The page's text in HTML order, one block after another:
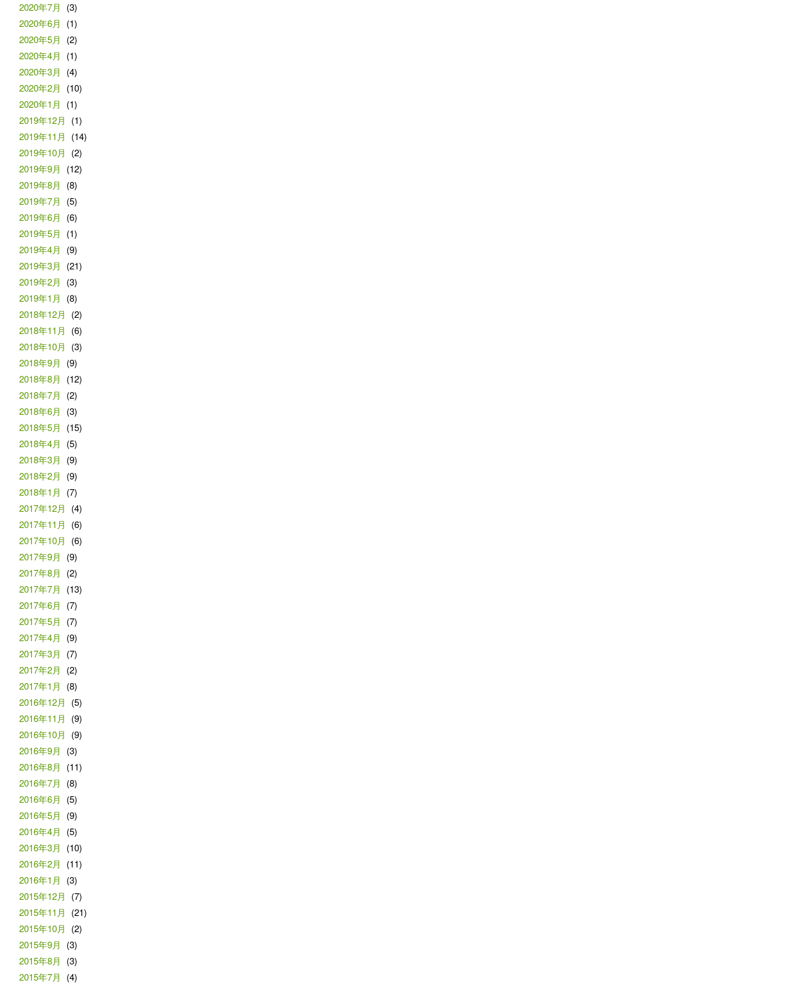
2020年7月
(3)
2020年6月
(1)
2020年5月
(2)
2020年4月
(1)
2020年3月
(4)
2020年2月
(10)
2020年1月
(1)
2019年12月
(1)
2019年11月
(14)
2019年10月
(2)
2019年9月
(12)
2019年8月
(8)
2019年7月
(5)
2019年6月
(6)
2019年5月
(1)
2019年4月
(9)
2019年3月
(21)
2019年2月
(3)
2019年1月
(8)
2018年12月
(2)
2018年11月
(6)
2018年10月
(3)
2018年9月
(9)
2018年8月
(12)
2018年7月
(2)
2018年6月
(3)
2018年5月
(15)
2018年4月
(5)
2018年3月
(9)
2018年2月
(9)
2018年1月
(7)
2017年12月
(4)
2017年11月
(6)
2017年10月
(6)
2017年9月
(9)
2017年8月
(2)
2017年7月
(13)
2017年6月
(7)
2017年5月
(7)
2017年4月
(9)
2017年3月
(7)
2017年2月
(2)
2017年1月
(8)
2016年12月
(5)
2016年11月
(9)
2016年10月
(9)
2016年9月
(3)
2016年8月
(11)
2016年7月
(8)
2016年6月
(5)
2016年5月
(9)
2016年4月
(5)
2016年3月
(10)
2016年2月
(11)
2016年1月
(3)
2015年12月
(7)
2015年11月
(21)
2015年10月
(2)
2015年9月
(3)
2015年8月
(3)
2015年7月
(4)